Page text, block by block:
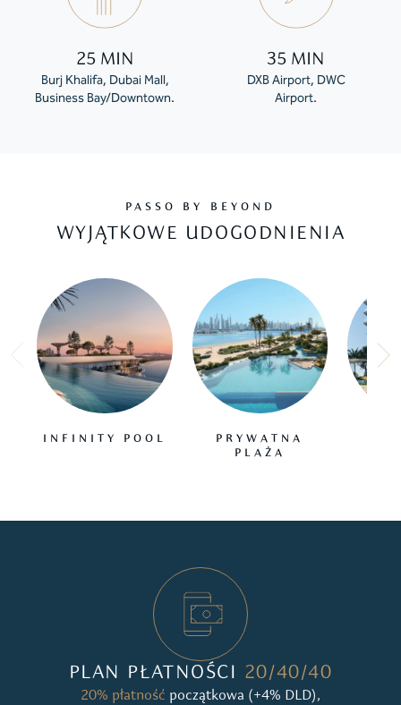
25 MIN
Burj Khalifa, Dubai Mall,
Business Bay/Downtown.
35 MIN
DXB Airport, DWC
Airport.
PASSO BY BEYOND
WYJĄTKOWE UDOGODNIENIA
INFINITY POOL
PRYWATNA
PLAŻA
PLAN PŁATNOŚCI 20/40/40
20% płatność początkowa (+4% DLD),